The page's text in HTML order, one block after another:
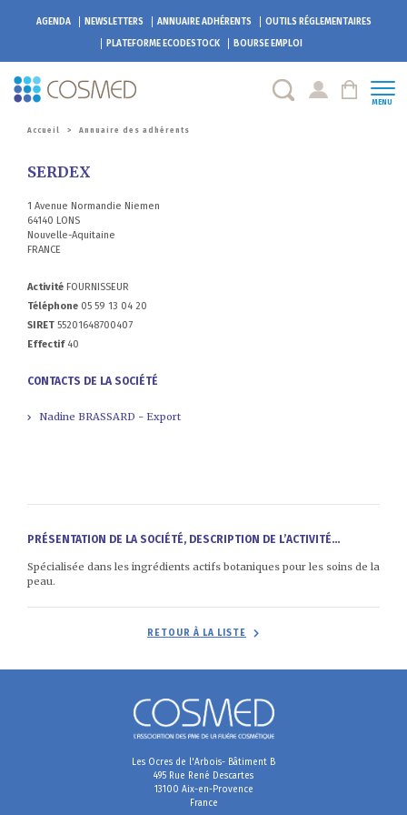
AGENDA NEWSLETTERS ANNUAIRE ADHÉRENTS
OUTILS RÉGLEMENTAIRES
PLATEFORMEECODESTOCK BOURSE EMPLOI
MENU
Accueil > Annuaire des adhérents
SERDEX
1 Avenue Normandie Niemen
64140 LONS
Nouvelle-Aquitaine
FRANCE
Activité FOURNISSEUR
Téléphone 05 59 13 04 20
SIRET 55201648700407
Effectif40
CONTACTS DE LA SOCIÉTÉ
Nadine BRASSARD - Export
PRÉSENTATION DE LA SOCIÉTÉ, DESCRIPTION DE L’ACTIVITÉ...
Spécialisée dans les ingrédients actifs botaniques pour les soins de la
peau.
RETOUR À LA LISTE
Les Ocres de l'Arbois- Bâtiment B
495 Rue René Descartes
13100 Aix-en-Provence
France